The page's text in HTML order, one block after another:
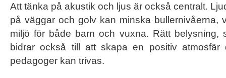
Att tänka på akustik och ljus är också centralt.
på väggar och golv kan minska bullernivåerna,
miljö för både barn och vuxna. Rätt belysning,
bidrar också till att skapa en positiv
pedagoger kan trivas.